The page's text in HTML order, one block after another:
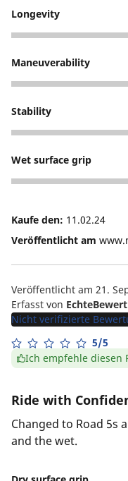
Longevity
1
Maneuverability
4
Stability
1
Wet surface grip
3
Kaufe den: 11.02.24
Veröffentlicht am
Veröffentlicht am 21.
Erfasst von
Nicht verifizierte
5/5
Ich empfehle diesen
Ride with
Changed to Road 5s
and the wet.